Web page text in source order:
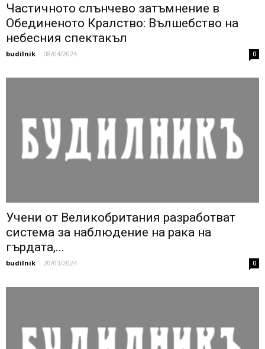
Частичното слънчево затъмнение в
Обединеното Кралство: Вълшебство на
небесния спектакъл
budilnik - 08/04/2024 0
Учени от Великобритания разработват
система за наблюдение на рака на
гърдата,...
budilnik - 20/03/2024 0